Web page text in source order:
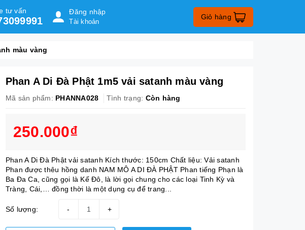
tư vấn Đăng nhập
Tài khoản
Giỏ hàng
màu vàng
Phan A Di Đà Phật 1m5 vải satanh màu vàng
Mã sản phẩm: PHANNA028 Tình trạng: Còn hàng
250.000₫
Phan A Di Đà Phật vải satanh Kích thước: 150cm Chất liệu: Vải satanh
Phan được thêu hồng danh NAM MÔ A DI ĐÀ PHẬT Phan tiếng Phạn là
Ba Đa Ca, cũng gọi là Kế Đô, là lời gọi chung cho các loại Tinh Kỳ và
Tràng, Cái,… đồng thời là một dụng cụ để trang...
Số lượng: +
-